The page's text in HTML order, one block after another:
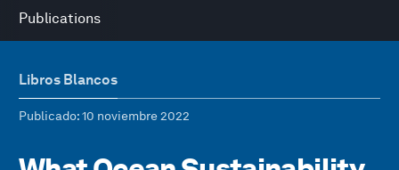
Publications
Libros Blancos
Publicado: 10 noviembre 2022